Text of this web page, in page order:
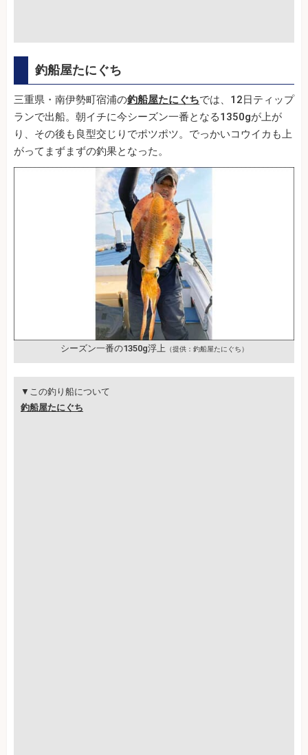
釣船屋たにぐち
三重県・南伊勢町宿浦の釣船屋たにぐちでは、12日ティップ
ランで出船。朝イチに今シーズン一番となる1350gが上が
り、その後も良型交じりでポツポツ。でっかいコウイカも上
がってまずまずの釣果となった。
シーズン一番の1350g浮上 （提供：釣船屋たにぐち）
▼この釣り船について
釣船屋たにぐち